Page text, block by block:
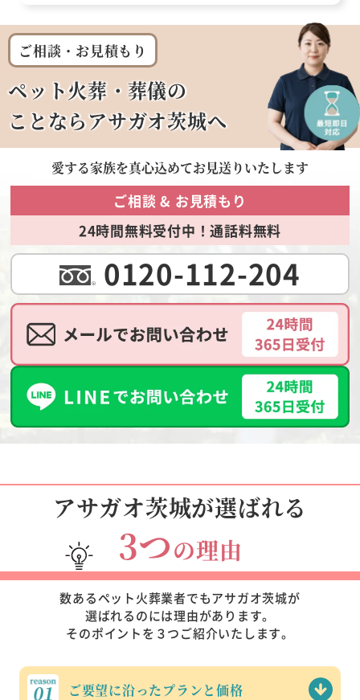
ご相談・お見積もり
ペット火葬・葬儀の
ことならアサガオ茨城へ
愛する家族を真心込めてお見送りいたします
ご相談 & お見積もり
24時間無料受付中！通話料無料
0120-112-204
アサガオ茨城が選ばれる
3つの理由
数あるペット火葬業者でもアサガオ茨城が
選ばれるのには理由があります。
そのポイントを３つご紹介いたします。
ご要望に沿ったプランと価格